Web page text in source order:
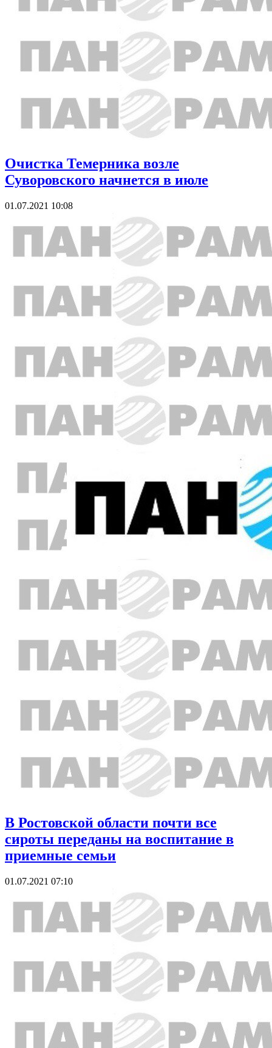
Очистка Темерника возле
Суворовского начнется в июле
01.07.2021 10:08
В Ростовской области почти все
сироты переданы на воспитание в
приемные семьи
01.07.2021 07:10